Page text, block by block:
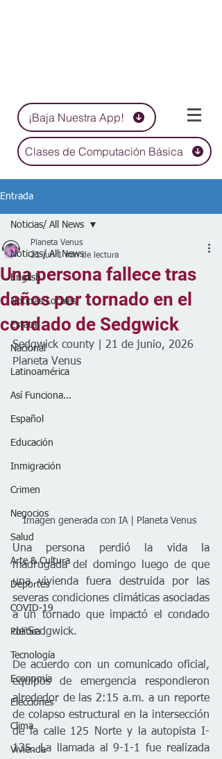
¡Baja Nuestra App!
Clases de Computación Básica
Entrada
Noticias/ All News
English
Noticias Locales
Estatal
Nacional
Latinoamérica
Así Funciona...
Español
Educación
Inmigración
Crimen
Negocios
Salud
Arte & Cultura
Deportes
COVID-19
Política
Tecnología
Economía
Elecciones
Clima
Vivienda
Noticias/ All News
Una persona fallece tras
daños por tornado en el
condado de Sedgwick
Planeta Venus
21 jun 1 min de lectura
Sedgwick county | 21 de junio, 2026
Planeta Venus
Imagen generada con IA | Planeta Venus
Una persona perdió la vida la
madrugada del domingo luego de que
una vivienda fuera destruida por las
severas condiciones climáticas asociadas
a un tornado que impactó el condado
de Sedgwick.
De acuerdo con un comunicado oficial,
equipos de emergencia respondieron
alrededor de las 2:15 a.m. a un reporte
de colapso estructural en la intersección
de la calle 125 Norte y la autopista I-
135. La llamada al 9-1-1 fue realizada